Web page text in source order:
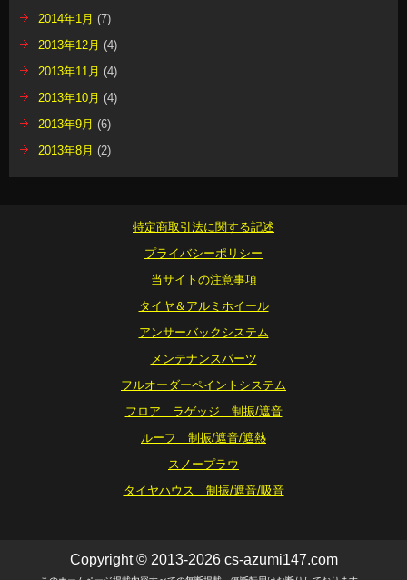
2014年1月 (7)
2013年12月 (4)
2013年11月 (4)
2013年10月 (4)
2013年9月 (6)
2013年8月 (2)
特定商取引法に関する記述
プライバシーポリシー
当サイトの注意事項
タイヤ＆アルミホイール
アンサーバックシステム
メンテナンスパーツ
フルオーダーペイントシステム
フロア ラゲッジ 制振/遮音
ルーフ 制振/遮音/遮熱
スノープラウ
タイヤハウス 制振/遮音/吸音
Copyright © 2013-2026 cs-azumi147.com